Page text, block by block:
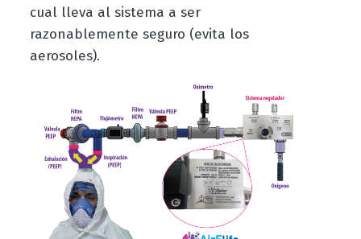
cual lleva al sistema a ser
razonablemente seguro (evita los
aerosoles).